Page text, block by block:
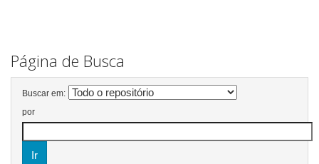
Página de Busca
Buscar em:
por